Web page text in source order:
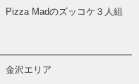
Pizza Madのズッコケ３人組
金沢エリア